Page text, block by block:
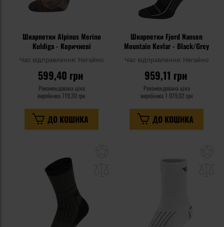
Шкарпетки Alpinus Merino
Kuldiga - Коричневі
Час відправлення: Негайно
599,40 грн
Рекомендована ціна
виробника 719,30 грн
ДО КОШИКА
Шкарпетки Fjord Nansen
Mountain Kevlar - Black/Grey
Час відправлення: Негайно
959,11 грн
Рекомендована ціна
виробника 1 079,02 грн
ДО КОШИКА